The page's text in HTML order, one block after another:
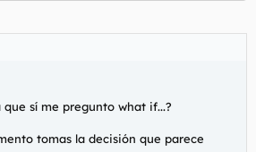
que sí me pregunto what if...?
tomas la decisión que parece